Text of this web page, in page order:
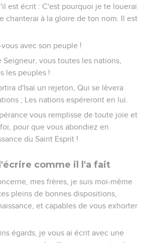
est écrit : C'est pourquoi je te louerai
chanterai à la gloire de ton nom. Il est
avec son peuple !
Seigneur, vous toutes les nations,
les peuples !
d'Isaï un rejeton, Qui se lèvera
; Les nations espéreront en lui.
vous remplisse de toute joie et
pour que vous abondiez en
du Saint Esprit !
comme il l'a fait
mes frères, je suis moi-même
pleins de bonnes dispositions,
et capables de vous exhorter
égards, je vous ai écrit avec une